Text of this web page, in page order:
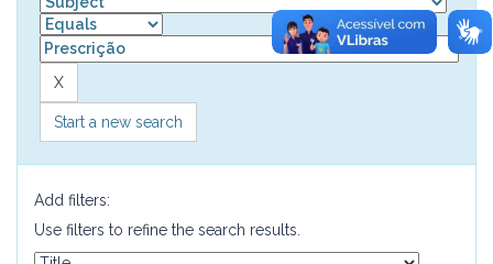
Start a new search
Add filters:
Use filters to refine the search results.